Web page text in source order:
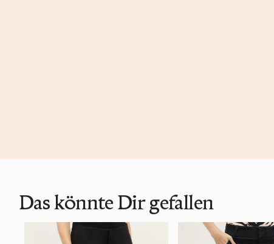
Das könnte Dir gefallen